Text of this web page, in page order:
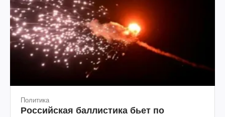
Политика
Российская баллистика бьет по